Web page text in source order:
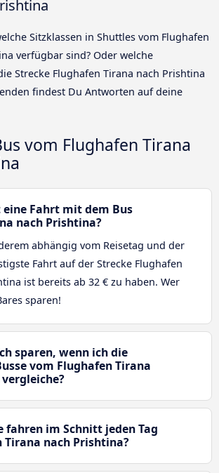
Sitzklassen in Shuttles vom Flughafen
verfügbar sind? Oder welche
Strecke Flughafen Tirana nach Prishtina
findest Du Antworten auf deine
vom Flughafen Tirana
Fahrt mit dem Bus
nach Prishtina?
abhängig vom Reisetag und der
Fahrt auf der Strecke Flughafen
ist bereits ab 32 € zu haben. Wer
sparen!
sparen, wenn ich die
vom Flughafen Tirana
fahren im Schnitt jeden Tag
Tirana nach Prishtina?